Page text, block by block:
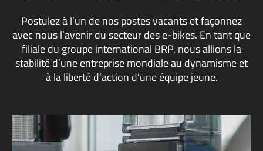
Postulez à l’un de nos postes vacants et façonnez
avec nous l’avenir du secteur des e-bikes. En tant que
filiale du groupe international BRP, nous allions la
stabilité d’une entreprise mondiale au dynamisme et
à la liberté d’action d’une équipe jeune.